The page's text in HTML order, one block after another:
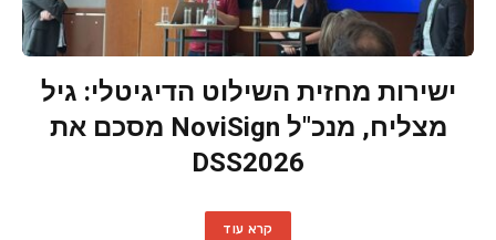
ישירות מחזית השילוט הדיגיטלי: גיל
מצליח, מנכ"ל NoviSign מסכם את
DSS2026
קרא עוד